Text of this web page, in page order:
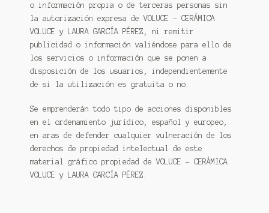
o información propia o de terceras personas sin
la autorización expresa de VOLUCE – CERÁMICA
VOLUCE y LAURA GARCÍA PÉREZ, ni remitir
publicidad o información valiéndose para ello de
los servicios o información que se ponen a
disposición de los usuarios, independientemente
de si la utilización es gratuita o no.
Se emprenderán todo tipo de acciones disponibles
en el ordenamiento jurídico, español y europeo,
en aras de defender cualquier vulneración de los
derechos de propiedad intelectual de este
material gráfico propiedad de VOLUCE – CERÁMICA
VOLUCE y LAURA GARCÍA PÉREZ.